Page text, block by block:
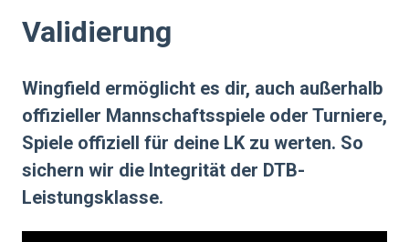
Validierung
Wingfield ermöglicht es dir, auch außerhalb
offizieller Mannschaftsspiele oder Turniere,
Spiele offiziell für deine LK zu werten. So
sichern wir die Integrität der DTB-
Leistungsklasse.